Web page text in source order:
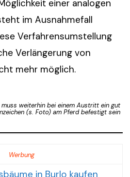
einer analogen
im Ausnahmefall
Verfahrensumstellung
Verlängerung von
mehr möglich.
weiterhin bei einem Austritt ein gut
(s. Foto) am Pferd befestigt sein
Werbung